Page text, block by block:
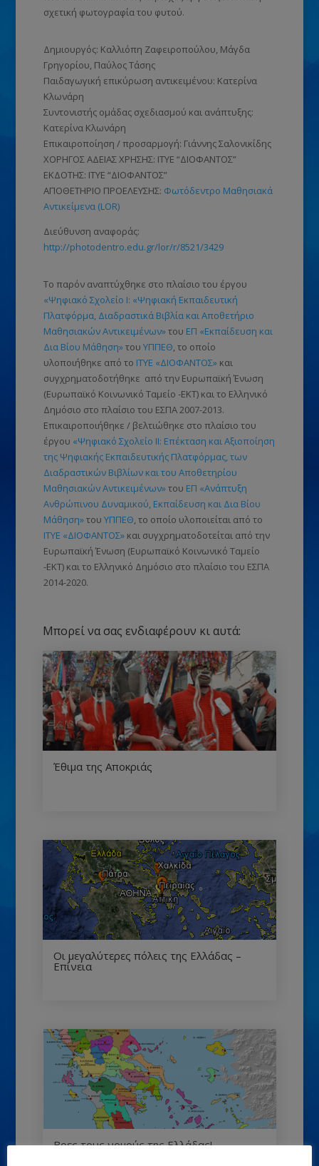
σχετική φωτογραφία του φυτού.
Δημιουργός: Καλλιόπη Ζαφειροπούλου, Μάγδα
Γρηγορίου, Παύλος Τάσης
Παιδαγωγική επικύρωση αντικειμένου: Κατερίνα
Κλωνάρη
Συντονιστής ομάδας σχεδιασμού και ανάπτυξης:
Κατερίνα Κλωνάρη
Επικαιροποίηση / προσαρμογή: Γιάννης Σαλονικίδης
ΧΟΡΗΓΟΣ ΑΔΕΙΑΣ ΧΡΗΣΗΣ: ΙΤΥΕ “ΔΙΟΦΑΝΤΟΣ”
ΕΚΔΟΤΗΣ: ΙΤΥΕ “ΔΙΟΦΑΝΤΟΣ”
ΑΠΟΘΕΤΗΡΙΟ ΠΡΟΕΛΕΥΣΗΣ: Φωτόδεντρο Μαθησιακά
Αντικείμενα (LOR)
Διεύθυνση αναφοράς:
http://photodentro.edu.gr/lor/r/8521/3429
Το παρόν αναπτύχθηκε στο πλαίσιο του έργου
«Ψηφιακό Σχολείο Ι: «Ψηφιακή Εκπαιδευτική
Πλατφόρμα, Διαδραστικά Βιβλία και Αποθετήριο
Μαθησιακών Αντικειμένων»του ΕΠ «Εκπαίδευση και
Δια Βίου Μάθηση»του ΥΠΠΕΘ, το οποίο
υλοποιήθηκε από το ΙΤΥΕ «ΔΙΟΦΑΝΤΟΣ»και
συγχρηματοδοτήθηκε από την Ευρωπαϊκή Ένωση
(Ευρωπαϊκό Κοινωνικό Ταμείο -ΕΚΤ)και το Ελληνικό
Δημόσιο στο πλαίσιο του ΕΣΠΑ 2007-2013.
Επικαιροποιήθηκε / βελτιώθηκε στο πλαίσιο του
έργου «Ψηφιακό Σχολείο ΙΙ: Επέκταση και Αξιοποίηση
της Ψηφιακής Εκπαιδευτικής Πλατφόρμας, των
Διαδραστικών Βιβλίων και του Αποθετηρίου
Μαθησιακών Αντικειμένων»του ΕΠ «Ανάπτυξη
Ανθρώπινου Δυναμικού, Εκπαίδευση και Δια Βίου
Μάθηση»του ΥΠΠΕΘ, το οποίο υλοποιείται από το
ΙΤΥΕ «ΔΙΟΦΑΝΤΟΣ»και συγχρηματοδοτείται από την
Ευρωπαϊκή Ένωση (Ευρωπαϊκό Κοινωνικό Ταμείο
-ΕΚΤ)και το Ελληνικό Δημόσιο στο πλαίσιο του ΕΣΠΑ
2014-2020.
Μπορεί να σας ενδιαφέρουν κι αυτά:
Έθιμα της Αποκριάς
Οι μεγαλύτερες πόλεις της Ελλάδας –
Επίνεια
Βρες τους νομούς της Ελλάδας!